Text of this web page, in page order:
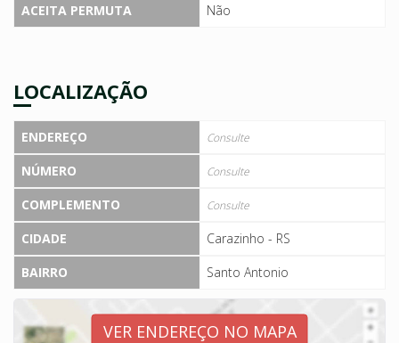
ACEITA PERMUTA
Não
LOCALIZAÇÃO
ENDEREÇO Consulte
NÚMERO Consulte
COMPLEMENTO Consulte
CIDADE
Carazinho - RS
BAIRRO
Santo Antonio
VER ENDEREÇO NO MAPA